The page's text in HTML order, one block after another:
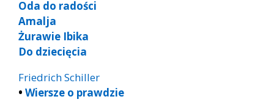
Oda do radości
Amalja
Żurawie Ibika
Do dziecięcia
Friedrich Schiller
• Wiersze o prawdzie